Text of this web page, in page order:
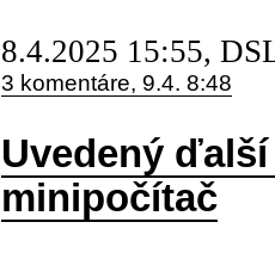
8.4.2025 15:55,
3 komentáre, 9.4. 8:48
Uvedený
minipočítač